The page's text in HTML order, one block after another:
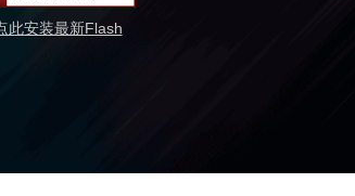
此安装最新Flash